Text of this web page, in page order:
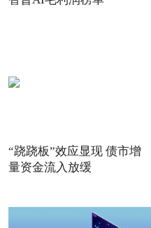
“跷跷板”效应显现 债市增
量资金流入放缓